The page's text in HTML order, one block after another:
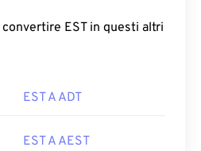
EST in questi altri
EST A ADT
EST A AEST